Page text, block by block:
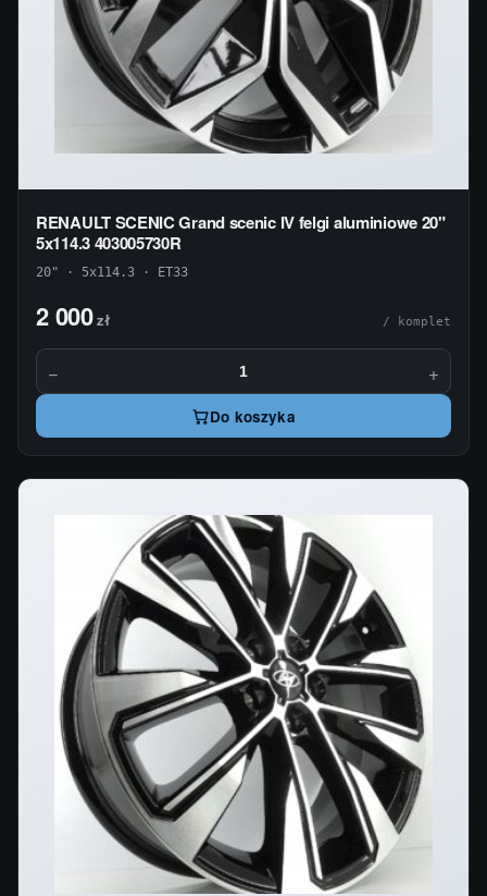
RENAULT SCENIC Grand scenic IV felgi aluminiowe 20"
5x114.3 403005730R
20" · 5x114.3 · ET33
2 000zł / komplet
− +
Do koszyka